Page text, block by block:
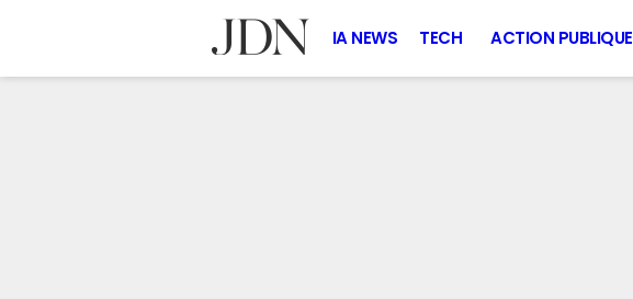
IA NEWS TECH ACTION PUBLIQUE